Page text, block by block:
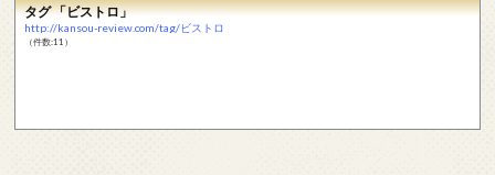
タグ 「ビストロ」
http://kansou-review.com/tag/ビストロ
（件数:11）